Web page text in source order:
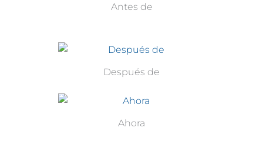
Antes de
Después de
Ahora